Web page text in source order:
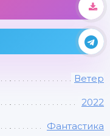
Ветер
2022
Фантастика